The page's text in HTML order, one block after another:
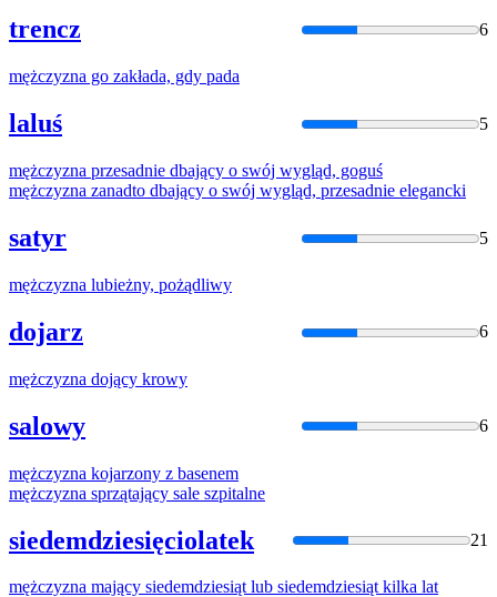
trencz 6
mężczyzna go zakłada, gdy pada
laluś 5
mężczyzna przesadnie dbający o swój wygląd, goguś
mężczyzna zanadto dbający o swój wygląd, przesadnie elegancki
satyr 5
mężczyzna lubieżny, pożądliwy
dojarz 6
mężczyzna dojący krowy
salowy 6
mężczyzna kojarzony z basenem
mężczyzna sprzątający sale szpitalne
siedemdziesięciolatek 21
mężczyzna mający siedemdziesiąt lub siedemdziesiąt kilka lat